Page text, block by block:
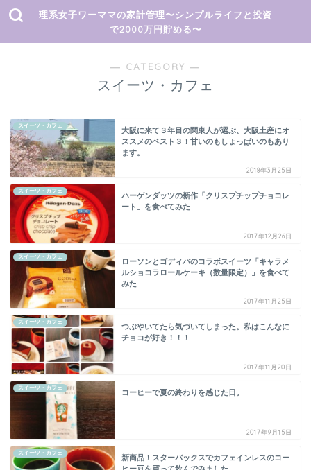
理系女子ワーママの家計管理〜シンプルライフと投資
で2000万円貯める〜
― CATEGORY ―
スイーツ・カフェ
スイーツ・カフェ
大阪に来て３年目の関東人が選ぶ、大阪土産にオ
ススメのベスト３！甘いのもしょっぱいのもあり
ます。
2018年3月25日
スイーツ・カフェ
ハーゲンダッツの新作「クリスプチップチョコレ
ート」を食べてみた
2017年12月26日
スイーツ・カフェ
ローソンとゴディバのコラボスイーツ「キャラメ
ルショコラロールケーキ（数量限定）」を食べて
みた
2017年11月25日
スイーツ・カフェ
つぶやいてたら気づいてしまった。私はこんなに
チョコが好き！！！
2017年11月20日
スイーツ・カフェ
コーヒーで夏の終わりを感じた日。
2017年9月15日
スイーツ・カフェ
新商品！スターバックスでカフェインレスのコー